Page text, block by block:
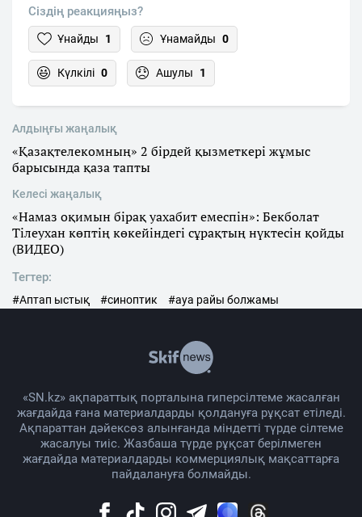
Сіздің реакцияңыз?
Ұнайды 1 Ұнамайды 0
Күлкілі 0 Ашулы 1
Алдыңғы жаңалық
«Қазақтелекомның» 2 бірдей қызметкері жұмыс
барысында қаза тапты
Келесі жаңалық
«Намаз оқимын бірақ уахабит емеспін»: Бекболат
Тілеухан көптің көкейіндегі сұрақтың нүктесін қойды
(ВИДЕО)
Тегтер:
#Аптап ыстық #синоптик #ауа райы болжамы
«SN.kz» ақпараттық порталына гиперсілтеме жасалған
жағдайда ғана материалдарды қолдануға рұқсат етіледі.
Ақпараттан дәйексөз алынғанда міндетті түрде сілтеме
жасалуы тиіс. Жазбаша түрде рұқсат берілмеген
жағдайда материалдарды коммерциялық мақсаттарға
пайдалануға болмайды.